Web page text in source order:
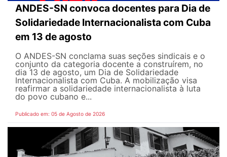
ANDES-SN convoca docentes para Dia de
Solidariedade Internacionalista com Cuba
em 13 de agosto
O ANDES-SN conclama suas seções sindicais e o
conjunto da categoria docente a construírem, no
dia 13 de agosto, um Dia de Solidariedade
Internacionalista com Cuba. A mobilização visa
reafirmar a solidariedade internacionalista à luta
do povo cubano e...
Publicado em: 05 de Agosto de 2026